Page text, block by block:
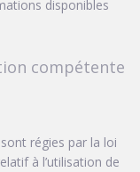
disponibles
compétente
régies par la loi
à l’utilisation de